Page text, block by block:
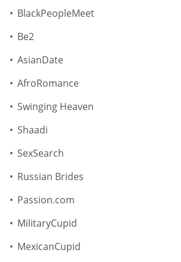
BlackPeopleMeet
Be2
AsianDate
AfroRomance
Swinging Heaven
Shaadi
SexSearch
Russian Brides
Passion.com
MilitaryCupid
MexicanCupid